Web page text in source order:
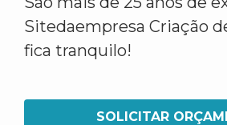
Sitedaempresa Criação
fica tranquilo!
SOLICITAR